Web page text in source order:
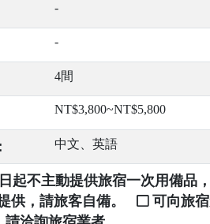
-
-
4間
NT$3,800~NT$5,800
中文、英語
起不主動提供旅宿一次用備品
供，請旅客自備。 可向旅